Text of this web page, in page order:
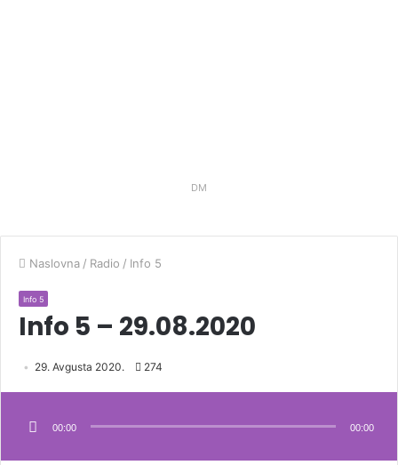
DM
Naslovna / Radio / Info 5
Info 5
Info 5 – 29.08.2020
29. Avgusta 2020. 274
00:00 00:00